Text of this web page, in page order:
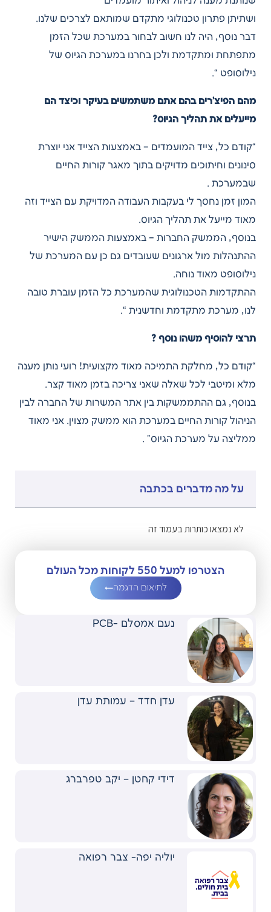
ושתיתן פתרון טכנולוגי מתקדם שמותאם לצרכים שלנו.
דבר נוסף, היה לנו חשוב לבחור במערכת שכל הזמן
מתפתחת ומתקדמת ולכן בחרנו במערכת הגיוס של
נילוסופט “.
מהם הפיצ’רים בהם אתם משתמשים בעיקר וכיצד הם
מייעלים את תהליך הגיוס?
“קודם כל, צייד המועמדים – באמצעות הצייד אני יוצרת
סינונים וחיתוכים מדויקים בתוך מאגר קורות החיים
שבמערכת .
המון זמן נחסך לי בעקבות העבודה המדויקת עם הצייד וזה
מאוד מייעל את תהליך הגיוס.
בנוסף, הממשק החברות – באמצעות הממשק הישיר
ההתנהלות מול ארגונים שעובדים גם כן עם המערכת של
נילוסופט מאוד נוחה.
ההתקדמות הטכנולוגית שהמערכת כל הזמן עוברת טובה
לנו, מערכת מתקדמת וחדשנית “.
תרצי להוסיף משהו נוסף ?
“קודם כל, מחלקת התמיכה מאוד מקצועית! רועי נותן מענה
מלא ומיטבי לכל שאלה שאני צריכה בזמן מאוד קצר.
בנוסף, גם ההתממשקות בין אתר המשרות של החברה לבין
הניהול קורות החיים במערכת הוא ממשק מצוין. אני מאוד
ממליצה על מערכת הגיוס” .
על מה מדברים בכתבה
לא נמצאו כותרות בעמוד זה
הצטרפו למעל 550 לקוחות מכל העולם
לתיאום הדגמה
נעם אמסלם -PCB
עדן חדד – עמותת עדן
דידי קחטן – יקב טפרברג
יוליה יפה- צבר רפואה